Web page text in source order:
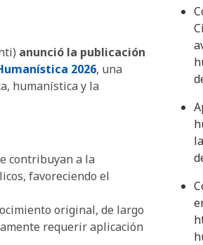
anunció la publicación
2026, una
humanística y la
contribuyan a la
favoreciendo el
original, de largo
requerir aplicación